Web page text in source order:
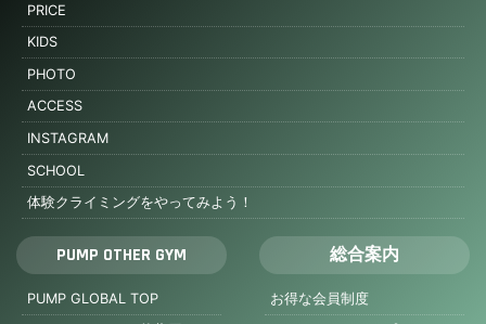
PRICE
KIDS
PHOTO
ACCESS
INSTAGRAM
SCHOOL
体験クライミングをやってみよう！
PUMP OTHER GYM
PUMP GLOBAL TOP
総合案内
お得な会員制度